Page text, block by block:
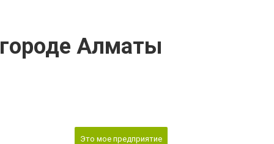
Алматы
Это мое предприятие